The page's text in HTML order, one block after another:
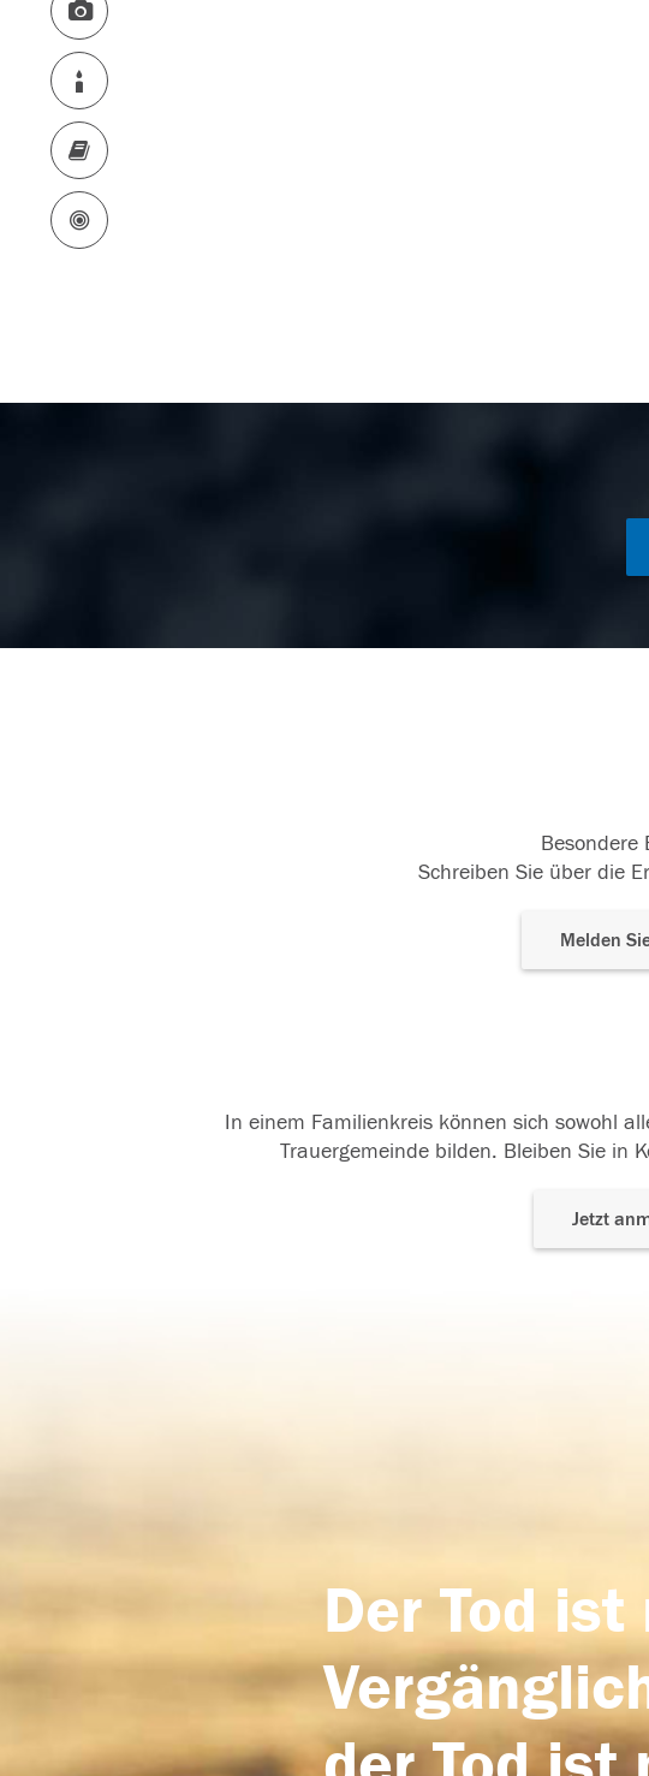
Besondere
Schreiben Sie über die
Melden
In einem Familienkreis können sich sowohl
Trauergemeinde bilden. Bleiben Sie in
Jetzt
Der Tod